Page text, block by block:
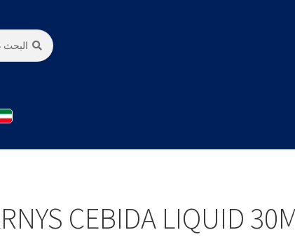
البحث
عن:
بحث
CEBIDA LIQUID